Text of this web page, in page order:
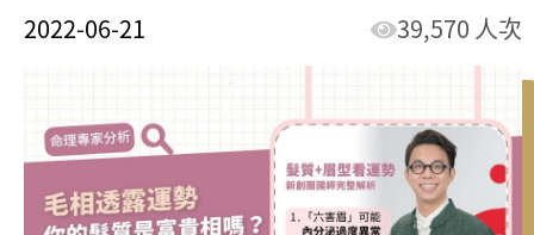
2022-06-21 39,570 人次